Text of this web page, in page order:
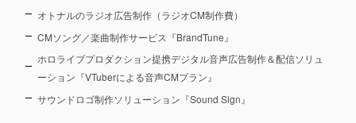
オトナルのラジオ広告制作（ラジオCM制作費）
CMソング／楽曲制作サービス『BrandTune』
ホロライブプロダクション提携デジタル音声広告制作＆配信ソリュ
ーション 『VTuberによる音声CMプラン』
サウンドロゴ制作ソリューション『Sound Sign』